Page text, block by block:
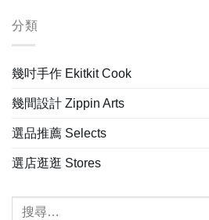
分類
幾吋手作 Ekitkit Cook
幾間設計 Zippin Arts
選品推薦 Selects
選店逛逛 Stores